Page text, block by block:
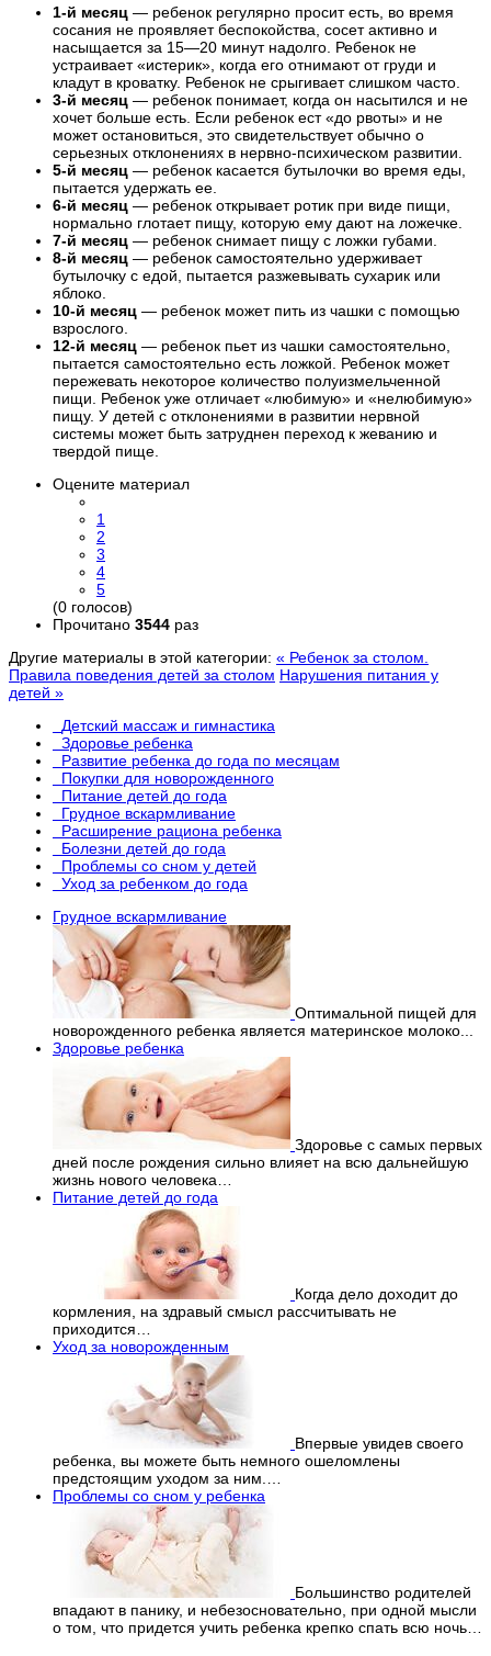
1-й месяц — ребенок регулярно просит есть, во время
сосания не проявляет беспокойства, сосет активно и
насыщается за 15—20 минут надолго. Ребенок не
устраивает «истерик», когда его отнимают от груди и
кладут в кроватку. Ребенок не срыгивает слишком часто.
3-й месяц — ребенок понимает, когда он насытился и не
хочет больше есть. Если ребенок ест «до рвоты» и не
может остановиться, это свидетельствует обычно о
серьезных отклонениях в нервно-психическом развитии.
5-й месяц — ребенок касается бутылочки во время еды,
пытается удержать ее.
6-й месяц — ребенок открывает ротик при виде пищи,
нормально глотает пищу, которую ему дают на ложечке.
7-й месяц — ребенок снимает пищу с ложки губами.
8-й месяц — ребенок самостоятельно удерживает
бутылочку с едой, пытается разжевывать сухарик или
яблоко.
10-й месяц — ребенок может пить из чашки с помощью
взрослого.
12-й месяц — ребенок пьет из чашки самостоятельно,
пытается самостоятельно есть ложкой. Ребенок может
пережевать некоторое количество полуизмельченной
пищи. Ребенок уже отличает «любимую» и «нелюбимую»
пищу. У детей с отклонениями в развитии нервной
системы может быть затруднен переход к жеванию и
твердой пище.
Оцените материал
1
2
3
4
5
(0 голосов)
Прочитано 3544 раз
Другие материалы в этой категории: « Ребенок за столом.
Правила поведения детей за столом Нарушения питания у
детей »
Детский массаж и гимнастика
Здоровье ребенка
Развитие ребенка до года по месяцам
Покупки для новорожденного
Питание детей до года
Грудное вскармливание
Расширение рациона ребенка
Болезни детей до года
Проблемы со сном у детей
Уход за ребенком до года
Грудное вскармливание
Оптимальной пищей для
новорожденного ребенка является материнское молоко...
Здоровье ребенка
Здоровье с самых первых
дней после рождения сильно влияет на всю дальнейшую
жизнь нового человека…
Питание детей до года
Когда дело доходит до
кормления, на здравый смысл рассчитывать не
приходится…
Уход за новорожденным
Впервые увидев своего
ребенка, вы можете быть немного ошеломлены
предстоящим уходом за ним.…
Проблемы со сном у ребенка
Большинство родителей
впадают в панику, и небезосновательно, при одной мысли
о том, что придется учить ребенка крепко спать всю ночь…